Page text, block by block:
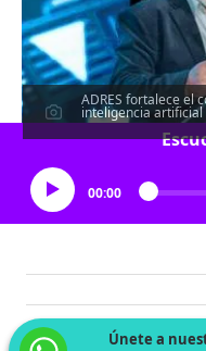
ADRES fortalece el
inteligencia artificial
00:00
Únete a